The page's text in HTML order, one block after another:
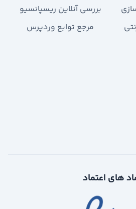
بررسی آنلاین ریسپانسیو
مرجع توابع وردپرس
های اعتماد